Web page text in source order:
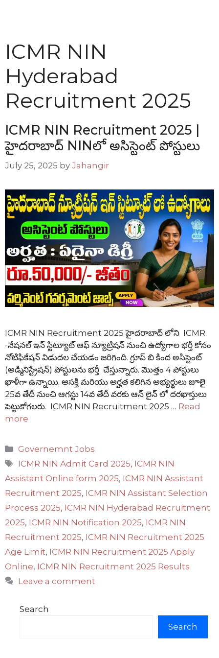
ICMR NIN
Hyderabad
Recruitment 2025
ICMR NIN Recruitment 2025 |
హైదరాబాద్ NINలో అసిస్టెంట్ పోస్టులు
July 25, 2025 by Jahangir
ICMR NIN Recruitment 2025 హైదరాబాద్ లోని ICMR
-నేషనల్ ఇన్ స్టిట్యూట్ ఆఫ్ న్యూట్రిషన్ నుంచి ఉద్యోగాల భర్తీ కోసం
నోటిఫికేషన్ విడుదల చేయడం జరిగింది. గ్రూప్ బి కింద అసిస్టెంట్
(అడ్మినిస్ట్రేషన్) పోస్టులను భర్తీ చేస్తున్నారు. మొత్తం 4 పోస్టులు
ఖాళీగా ఉన్నాయి. ఆసక్తి మరియు అర్హత కలిగిన అభ్యర్థులు జూలై
25వ తేదీ నుంచి ఆగస్టు 14వ తేదీ వరకు ఆన్ లైన్ లో దరఖాస్తులు
పెట్టుకోగలరు. ICMR NIN Recruitment 2025 … Read
more
Categories
Governemnt Jobs
Tags
ICMR NIN Admit Card 2025, ICMR NIN
Assistant Online form 2025, ICMR NIN Assistant
Recruitment 2025, ICMR NIN Assistant Selection
Process 2025, ICMR NIN Hyderabad Recruitment
2025, ICMR NIN Notification 2025, ICMR NIN
Recruitment 2025, ICMR NIN Recruitment 2025
Age Limit, ICMR NIN Recruitment 2025 Apply
Online, ICMR NIN Recruitment 2025 Results
Leave a comment
Search
Search